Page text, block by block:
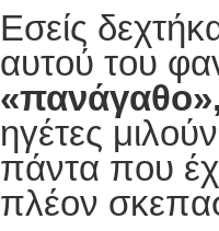
Εσείς
αυτού του
ηγέτες
πάντα που
πλέον